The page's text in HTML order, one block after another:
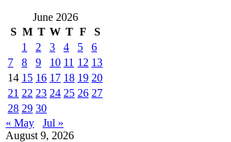
June 2026
S M T W T F
S
1
2 3 4 5
6
7
8 9 10 11 12 13
14 15 16 17 18 19 20
21 22 23 24 25 26 27
28 29 30
« May
Jul »
August 9, 2026